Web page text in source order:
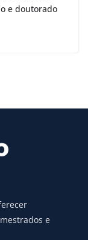
e doutorado
e